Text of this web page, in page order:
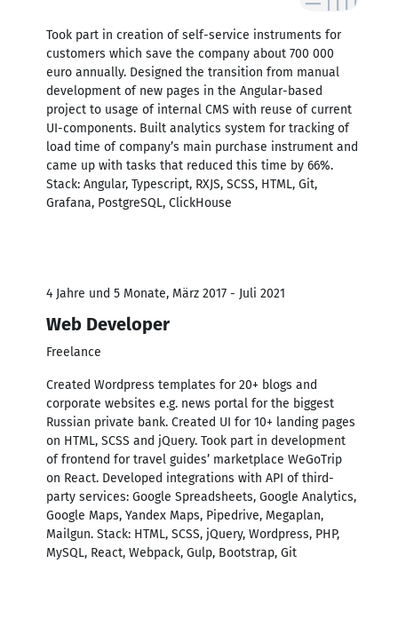
Took part in creation of self-service instruments for
customers which save the company about 700 000
euro annually. Designed the transition from manual
development of new pages in the Angular-based
project to usage of internal CMS with reuse of current
UI-components. Built analytics system for tracking of
load time of company’s main purchase instrument and
came up with tasks that reduced this time by 66%.
Stack: Angular, Typescript, RXJS, SCSS, HTML, Git,
Grafana, PostgreSQL, ClickHouse
4 Jahre und 5 Monate, März 2017 - Juli 2021
Web Developer
Freelance
Created Wordpress templates for 20+ blogs and
corporate websites e.g. news portal for the biggest
Russian private bank. Created UI for 10+ landing pages
on HTML, SCSS and jQuery. Took part in development
of frontend for travel guides’ marketplace WeGoTrip
on React. Developed integrations with API of third-
party services: Google Spreadsheets, Google Analytics,
Google Maps, Yandex Maps, Pipedrive, Megaplan,
Mailgun. Stack: HTML, SCSS, jQuery, Wordpress, PHP,
MySQL, React, Webpack, Gulp, Bootstrap, Git